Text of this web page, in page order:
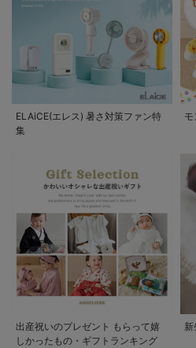
ELAiCE(エレス) 暑さ対策ファン特
集
モ
出産祝いのプレゼント もらって嬉
しかったもの・ギフトランキング